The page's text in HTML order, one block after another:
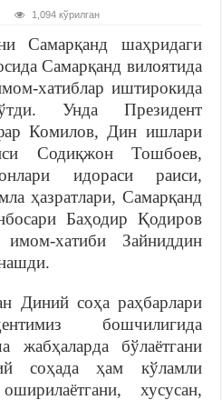
1,094 кўрилган
Самарқанд шаҳридаги
Самарқанд вилоятида
хатиблар иштирокида
Унда Президент
Комилов, Дин ишлари
Содиқжон Тошбоев,
идораси раиси,
ҳазратлари, Самарқанд
Баҳодир Қодиров
хатиби Зайниддин
Диний соҳа раҳбарлари
бошчилигида
жабҳаларда бўлаётгани
соҳада ҳам кўламли
хусусан,